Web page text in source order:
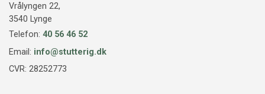
Vrålyngen 22,
3540 Lynge
Telefon: 40 56 46 52
Email: info@stutterig.dk
CVR: 28252773